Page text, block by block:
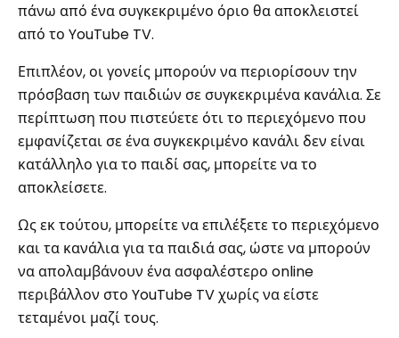
πάνω από ένα συγκεκριμένο όριο θα αποκλειστεί
από το YouTube TV.
Επιπλέον, οι γονείς μπορούν να περιορίσουν την
πρόσβαση των παιδιών σε συγκεκριμένα κανάλια. Σε
περίπτωση που πιστεύετε ότι το περιεχόμενο που
εμφανίζεται σε ένα συγκεκριμένο κανάλι δεν είναι
κατάλληλο για το παιδί σας, μπορείτε να το
αποκλείσετε.
Ως εκ τούτου, μπορείτε να επιλέξετε το περιεχόμενο
και τα κανάλια για τα παιδιά σας, ώστε να μπορούν
να απολαμβάνουν ένα ασφαλέστερο online
περιβάλλον στο YouTube TV χωρίς να είστε
τεταμένοι μαζί τους.